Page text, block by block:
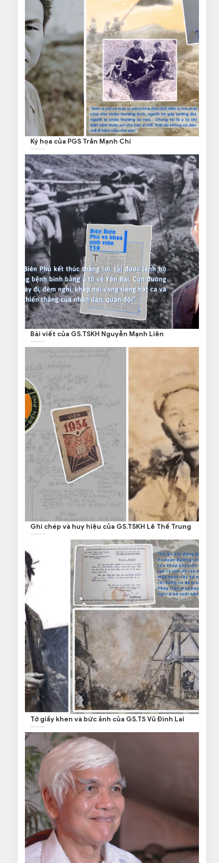
Ký họa của PGS Trần Mạnh Chí
Bài viết của GS.TSKH Nguyễn Mạnh Liên
Ghi chép và huy hiệu của GS.TSKH Lê Thế Trung
Tờ giấy khen và bức ảnh của GS.TS Vũ Đình Lai